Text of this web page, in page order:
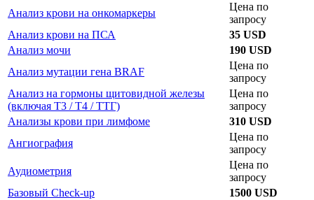
Анализ крови на онкомаркеры
Цена по
запросу
Анализ крови на ПСА
35 USD
Анализ мочи
190 USD
Анализ мутации гена BRAF
Цена по
запросу
Анализ на гормоны щитовидной железы
(включая Т3 / Т4 / ТТГ)
Цена по
запросу
Анализы крови при лимфоме
310 USD
Ангиография
Цена по
запросу
Аудиометрия
Цена по
запросу
Базовый Check-up
1500 USD